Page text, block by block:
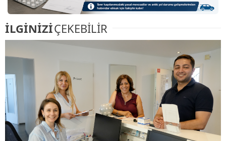
İLGİNİZİÇEKEBİLİR